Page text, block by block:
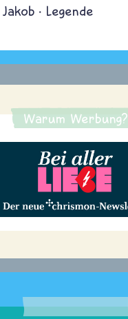
Jakob Legende
Warum Werbung?